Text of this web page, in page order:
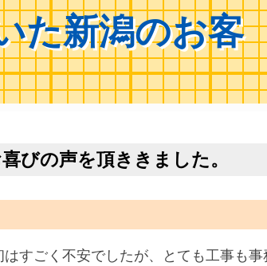
た新潟のお客
びの声を頂ききました。
すごく不安でしたが、とても工事も事